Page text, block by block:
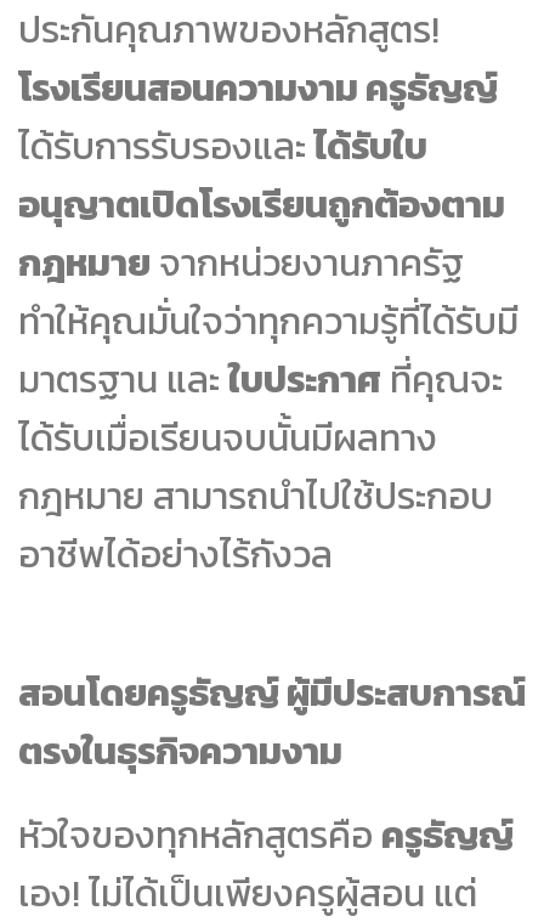
ประกันคุณภาพของหลักสูตร!
โรงเรียนสอนความงาม ครูธัญญ์
ได้รับการรับรองและได้รับใบ
อนุญาตเปิดโรงเรียนถูกต้องตาม
กฎหมาย จากหน่วยงานภาครัฐ
ทำให้คุณมั่นใจว่าทุกความรู้ที่ได้รับมี
มาตรฐาน และใบประกาศ ที่คุณจะ
ได้รับเมื่อเรียนจบนั้นมีผลทาง
กฎหมาย สามารถนำไปใช้ประกอบ
อาชีพได้อย่างไร้กังวล
สอนโดยครูธัญญ์ ผู้มีประสบการณ์
ตรงในธุรกิจความงาม
หัวใจของทุกหลักสูตรคือ ครูธัญญ์
เอง! ไม่ได้เป็นเพียงครูผู้สอน แต่